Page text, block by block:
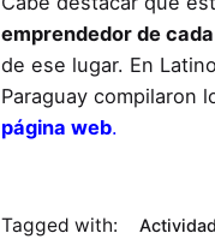
emprendedor de
de ese lugar. En
Paraguay compilaron
página web.
Tagged with: